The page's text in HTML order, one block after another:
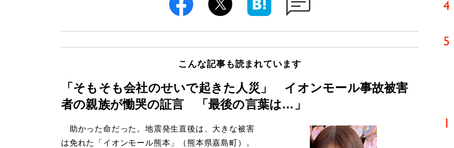
こんな記事も読まれています
「そもそも会社のせいで起きた人災」 イオンモール事故被害
者の親族が慟哭の証言 「最後の言葉は…」
助かった命だった。地震発生直後は、大きな被害
は免れた「イオンモール熊本」（熊本県嘉島町）。